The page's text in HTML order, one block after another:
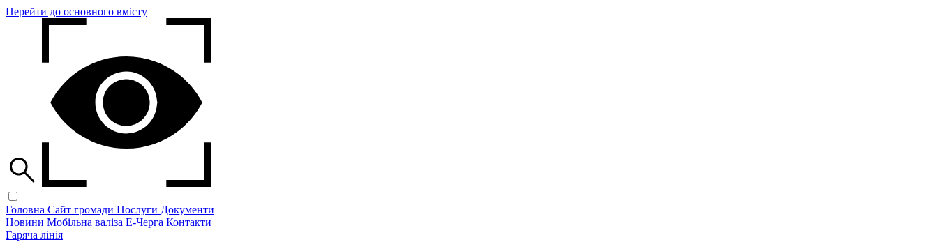
Перейти до основного вмісту
Головна Сайт громади Послуги Документи
Новини Мобільна валіза Е-Черга Контакти
Гаряча лінія